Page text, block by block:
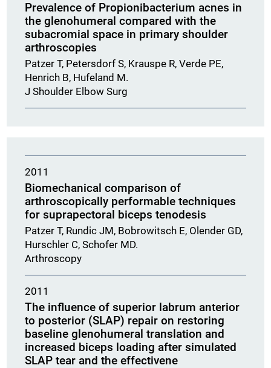
Prevalence of Propionibacterium acnes in
the glenohumeral compared with the
subacromial space in primary shoulder
arthroscopies
Patzer T, Petersdorf S, Krauspe R, Verde PE,
Henrich B, Hufeland M.
J Shoulder Elbow Surg
2011
Biomechanical comparison of
arthroscopically performable techniques
for suprapectoral biceps tenodesis
Patzer T, Rundic JM, Bobrowitsch E, Olender GD,
Hurschler C, Schofer MD.
Arthroscopy
2011
The influence of superior labrum anterior
to posterior (SLAP) repair on restoring
baseline glenohumeral translation and
increased biceps loading after simulated
SLAP tear and the effectivene